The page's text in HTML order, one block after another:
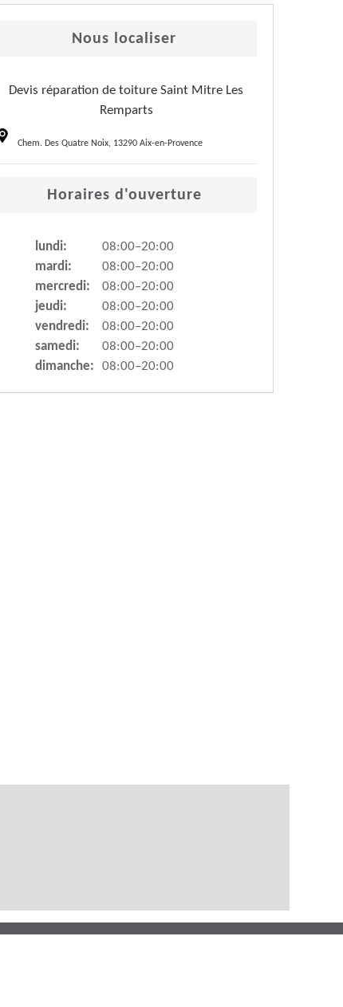
Nous localiser
Devis réparation de toiture Saint Mitre Les
Remparts
Chem. Des Quatre Noix, 13290 Aix-en-Provence
Horaires d'ouverture
lundi:
08:00–20:00
mardi:
08:00–20:00
mercredi:
08:00–20:00
jeudi:
08:00–20:00
vendredi:
08:00–20:00
samedi:
08:00–20:00
dimanche:
08:00–20:00